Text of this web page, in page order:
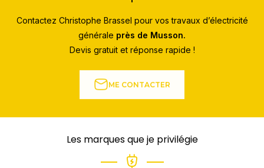
Contactez Christophe Brassel pour vos travaux d’électricité
générale près de Musson.
Devis gratuit et réponse rapide !
ME CONTACTER
Les marques que je privilégie